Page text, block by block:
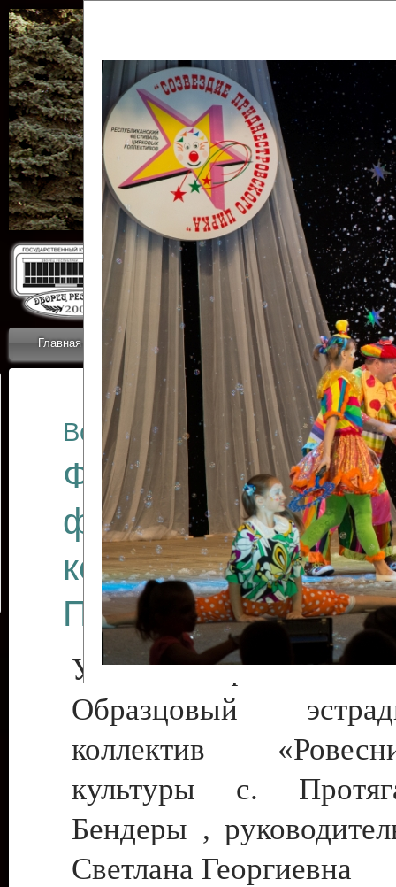
Главная Приветствие Коллективы Новости
ОТЧЕТЫ ГКЦ
Все отчеты
Финал
фестиваля
коллективов
Приднестровского
Участники фестиваля:
Образцовый
коллектив
культуры с.
Бендеры ,
Светлана Георгиевна